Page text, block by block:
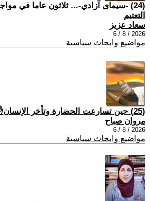
(24) -سيمای آزادي-... ثلاثون عاما في
التعتيم
سعاد عزيز
2026 / 8 / 6
مواضيع وابحاث سياسية
(25) حين تسارعت الحضارة وتأخر الإنسان✋…
مروان صباح
2026 / 8 / 6
مواضيع وابحاث سياسية